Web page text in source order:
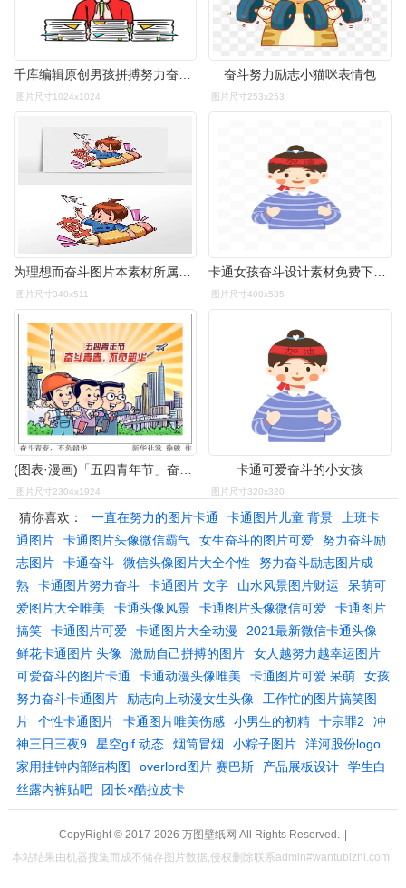
千库编辑原创男孩拼搏努力奋斗表情包卡通
图片尺寸1024x1024
奋斗努力励志小猫咪表情包
图片尺寸253x253
图片尺寸340x511 图片尺寸400x535
图片尺寸2304x1924
卡通可爱奋斗的小女孩
图片尺寸320x320
猜你喜欢： 一直在努力的图片卡通 卡通图片儿童 背景
上班卡
通图片
卡通图片头像微信霸气 女生奋斗的图片可爱
努力奋斗励
志图片
卡通奋斗 微信头像图片大全个性
努力奋斗励志图片成
熟
卡通图片努力奋斗 卡通图片 文字 山水风景图片财运
呆萌可
爱图片大全唯美
卡通头像风景 卡通图片头像微信可爱
卡通图片
搞笑
卡通图片可爱 卡通图片大全动漫
2021最新微信卡通头像
鲜花卡通图片 头像
激励自己拼搏的图片
女人越努力越幸运图片
可爱奋斗的图片卡通
卡通动漫头像唯美 卡通图片可爱 呆萌
女孩
努力奋斗卡通图片
励志向上动漫女生头像
工作忙的图片搞笑图
片
个性卡通图片 卡通图片唯美伤感 小男生的初精 十宗罪2
冲
神三日三夜9
星空gif 动态 烟筒冒烟 小粽子图片
洋河股份logo
家用挂钟内部结构图
overlord图片 赛巴斯 产品展板设计
学生白
丝露内裤贴吧
团长×酷拉皮卡
CopyRight © 2017-2026 万图壁纸网 All Rights Reserved.
|
本站结果由机器搜集而成不储存图片数据,侵权删除联系admin#wantubizhi.com